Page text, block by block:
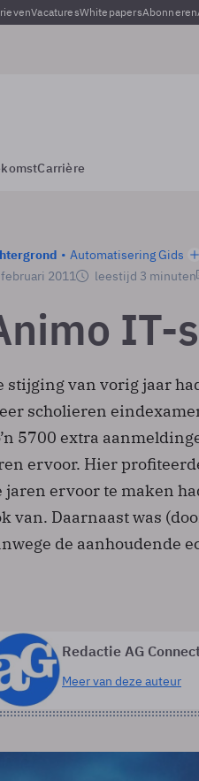
VacaturesWhitepapersAbonneren
Carrière
Automatisering Gids
2011 leestijd 3 minuten
IT-
stijging van vorig jaar
scholieren
5700 extra
ervoor. Hier
jaren ervoor te maken
van. Daarnaast was
de aanhoudende
Redactie AG
Meer van deze auteur